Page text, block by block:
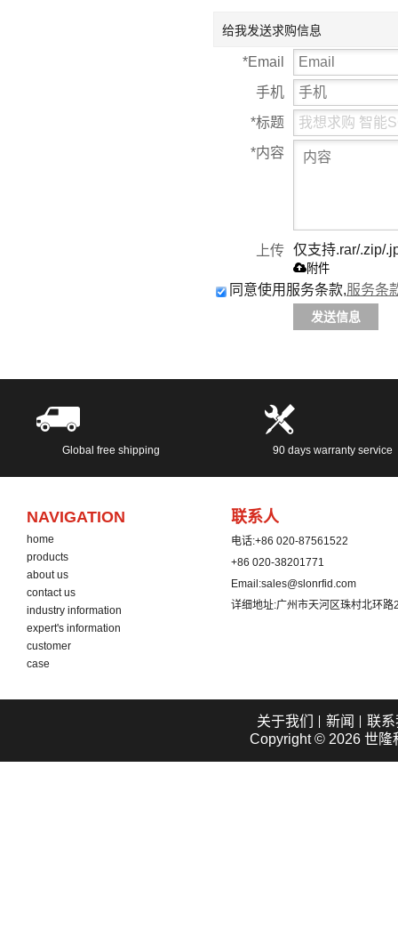
给我发送求购信息
*Email
手机
*标题
*内容
上传 仅支持.rar/.zip/
附件
同意使用服务条款,服务条
发送信息
Global free shipping 90 days warranty service
NAVIGATION
home
products
about us
contact us
industry information
expert's information
customer
case
联系人
电话:+86 020-87561522
+86 020-38201771
Email:sales@slonrfid.com
详细地址:广州市天河区珠村北环
关于我们 新闻
联
Copyright © 2026 世隆